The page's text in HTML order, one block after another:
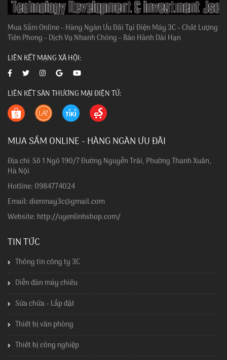
Mua Sắm Online - Hàng Ngàn Ưu Đãi Tại Điện Máy 3C - Chất Lượng
Tiên Phong - Dịch Vụ Nhanh Chóng - Bảo Hành Dài Hạn
LIÊN KẾT MẠNG XÃ HỘI:
LIÊN KẾT SÀN THƯƠNG MẠI ĐIỆN TỬ:
MUA SẮM ONLINE - HÀNG NGÀN ƯU ĐÃI
Địa chỉ: Số 1 Ngõ 190/7 Đường Nguyễn Trãi, Phường Thanh Xuân,
Hà Nội
Hotline: 0984774024
Email: dienmay3c@gmail.com
Website: http://uyenlinhshop.com/
TIN TỨC
Thông tin công ty 3C
Diễn đàn máy chiếu
Sửa chữa - Lắp đặt
Thiết bị văn phòng
Thiết bị công nghiệp